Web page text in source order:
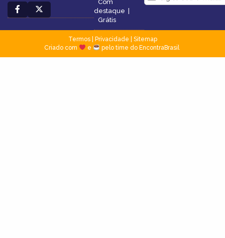
Com
destaque |
Grátis
Termos| Privacidade
Sitemap
Criado com
e pelo time do EncontraBrasil